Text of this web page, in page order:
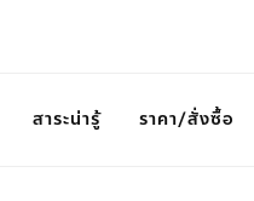
สาระน่ารู้ ราคา/สั่งซื้อ